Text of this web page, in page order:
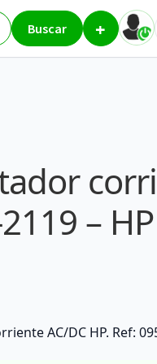
Buscar +
–
AC/DC HP. Ref: